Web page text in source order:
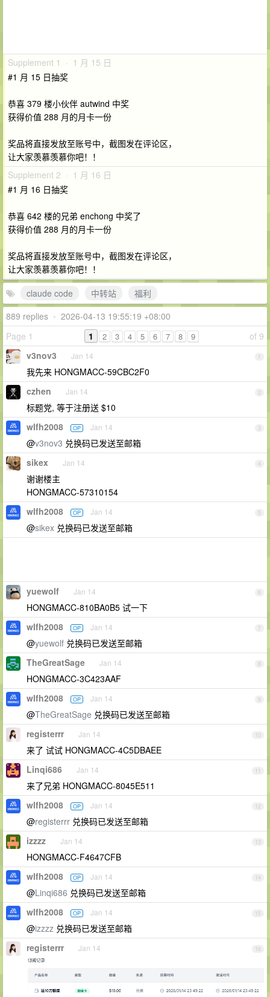
Supplement 1 · 1 月 15 日
#1 月 15 日抽奖
恭喜 379 楼小伙伴 autwind 中奖
获得价值 288 月的月卡一份
奖品将直接发放至账号中，截图发在评论区，
让大家羡慕羡慕你吧！！
Supplement 2 · 1 月 16 日
#1 月 16 日抽奖
恭喜 642 楼的兄弟 enchong 中奖了
获得价值 288 月的月卡一份
奖品将直接发放至账号中，截图发在评论区，
让大家羡慕羡慕你吧！！
claude code
中转站
福利
889 replies • 2026-04-13 19:55:19 +08:00
Page 1
of 9
1 2 3 4 5 6 7 8 9
1
v3nov3 Jan 14
我先来 HONGMACC-59CBC2F0
2
czhen Jan 14
标题党, 等于注册送 $10
3
wlfh2008 OP Jan 14
@v3nov3 兑换码已发送至邮箱
4
sikex Jan 14
谢谢楼主
HONGMACC-57310154
5
wlfh2008 OP Jan 14
@sikex 兑换码已发送至邮箱
6
yuewolf Jan 14
HONGMACC-810BA0B5 试一下
7
wlfh2008 OP Jan 14
@yuewolf 兑换码已发送至邮箱
8
TheGreatSage Jan 14
HONGMACC-3C423AAF
9
wlfh2008 OP Jan 14
@TheGreatSage 兑换码已发送至邮箱
10
registerrr Jan 14
来了 试试 HONGMACC-4C5DBAEE
11
Linqi686 Jan 14
来了兄弟 HONGMACC-8045E511
12
wlfh2008 OP Jan 14
@registerrr 兑换码已发送至邮箱
13
izzzz Jan 14
HONGMACC-F4647CFB
14
wlfh2008 OP Jan 14
@Linqi686 兑换码已发送至邮箱
15
wlfh2008 OP Jan 14
@izzzz 兑换码已发送至邮箱
16
registerrr Jan 14